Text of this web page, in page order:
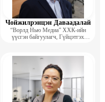
Чойжилрэнцэн Даваадалай
“Ворлд Нью Медиа” ХХК-ийн
үүсгэн байгуулагч, Гүйцэтгэх